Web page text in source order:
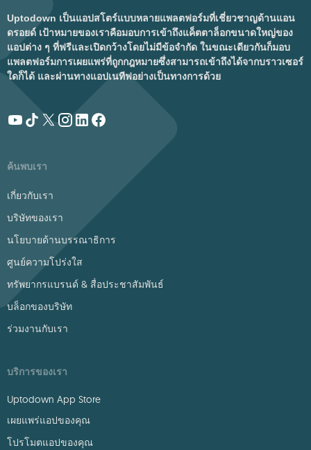
Uptodown เป็นแอปสโตร์แบบหลายแพลตฟอร์มที่เชี่ยวชาญด้านแอน
ดรอยด์ เป้าหมายของเราคือมอบการเข้าถึงแค็ตตาล็อกขนาดใหญ่ของ
แอปต่าง ๆ ที่ฟรีและเปิดกว้างโดยไม่มีข้อจำกัด ในขณะเดียวกันก็มอบ
แพลตฟอร์มการเผยแพร่ที่ถูกกฎหมายซึ่งสามารถเข้าถึงได้จากบราวเซอร์
ใดก็ได้ และผ่านทางแอปเนทีฟอย่างเป็นทางการด้วย
ค้นพบเรา
เกี่ยวกับเรา
บริษัทของเรา
นโยบายด้านบรรณาธิการ
ศูนย์ความโปร่งใส
ทรัพยากรแบรนด์ & สื่อประชาสัมพันธ์
บล็อกของบริษัท
ร่วมงานกับเรา
บริการของเรา
Uptodown App Store
เผยแพร่แอปของคุณ
โปรโมตแอปของคุณ